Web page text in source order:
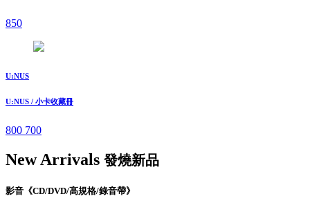
850
U:NUS
U:NUS / 小卡收藏冊
800 700
New Arrivals 發燒新品
影音《CD/DVD/高規格/錄音帶》